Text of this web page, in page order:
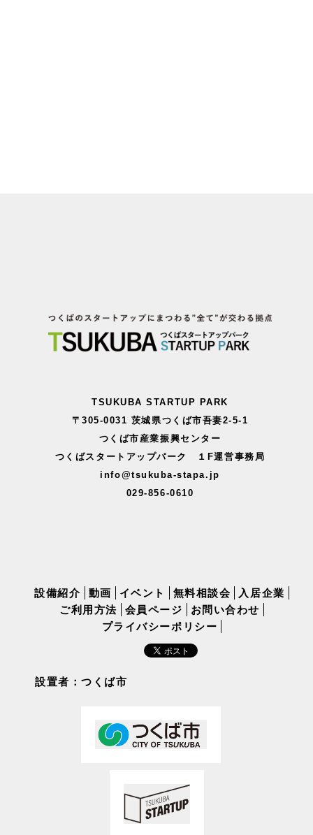
TSUKUBA STARTUP PARK
〒305-0031 茨城県つくば市吾妻2-5-1
つくば市産業振興センター
つくばスタートアップパーク １F運営事務局
info@tsukuba-stapa.jp
029-856-0610
設備紹介 動画 イベント 無料相談会
入居企業
ご利用方法
会員ページ
お問い合わせ
プライバシーポリシー
設置者：つくば市